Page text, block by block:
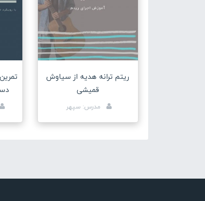
ریتم ترانه هدیه از سیاوش
قمیشی
مدرس: سپهر